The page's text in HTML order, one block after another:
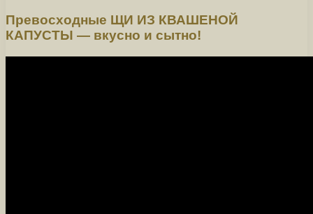
Превосходные ЩИ ИЗ КВАШЕНОЙ
КАПУСТЫ — вкусно и сытно!